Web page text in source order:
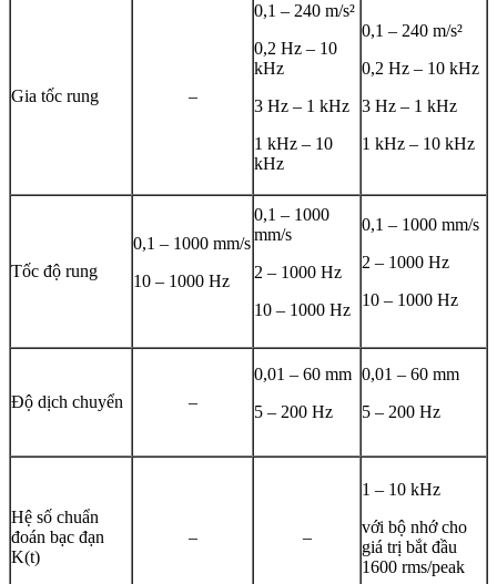
Gia tốc rung –
0,1 – 240 m/s²
0,2 Hz – 10
kHz
3 Hz – 1 kHz
1 kHz – 10
kHz
0,1 – 240 m/s²
0,2 Hz – 10 kHz
3 Hz – 1 kHz
1 kHz – 10 kHz
Tốc độ rung
0,1 – 1000 mm/s
10 – 1000 Hz
0,1 – 1000
mm/s
2 – 1000 Hz
10 – 1000 Hz
0,1 – 1000 mm/s
2 – 1000 Hz
10 – 1000 Hz
Độ dịch chuyển –
0,01 – 60 mm
5 – 200 Hz
0,01 – 60 mm
5 – 200 Hz
Hệ số chuẩn
đoán bạc đạn
K(t)
– –
1 – 10 kHz
với bộ nhớ cho
giá trị bắt đầu
1600 rms/peak